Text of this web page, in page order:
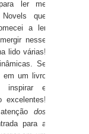
ler me
que
a ler
nesse
lido várias!
Se
em um livro
inspirar e
excelentes!
dos
para a